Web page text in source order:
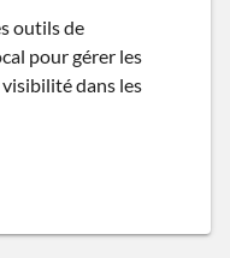
outils de
pour gérer les
dans les